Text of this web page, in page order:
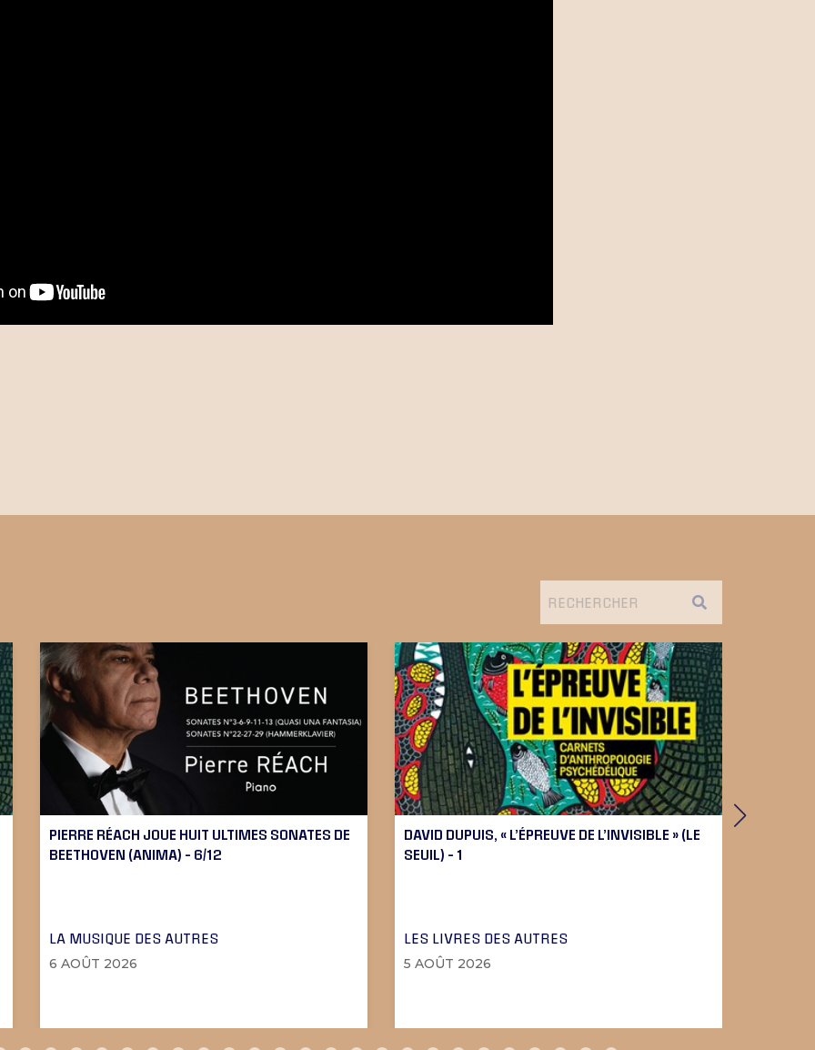
PIERRE RÉACH JOUE HUIT ULTIMES SONATES DE
BEETHOVEN (ANIMA) – 6/12
LA MUSIQUE DES AUTRES
6 AOÛT 2026
DAVID DUPUIS, « L’ÉPREUVE DE L’INVISIBLE » (LE
SEUIL) – 1
LES LIVRES DES AUTRES
5 AOÛT 2026